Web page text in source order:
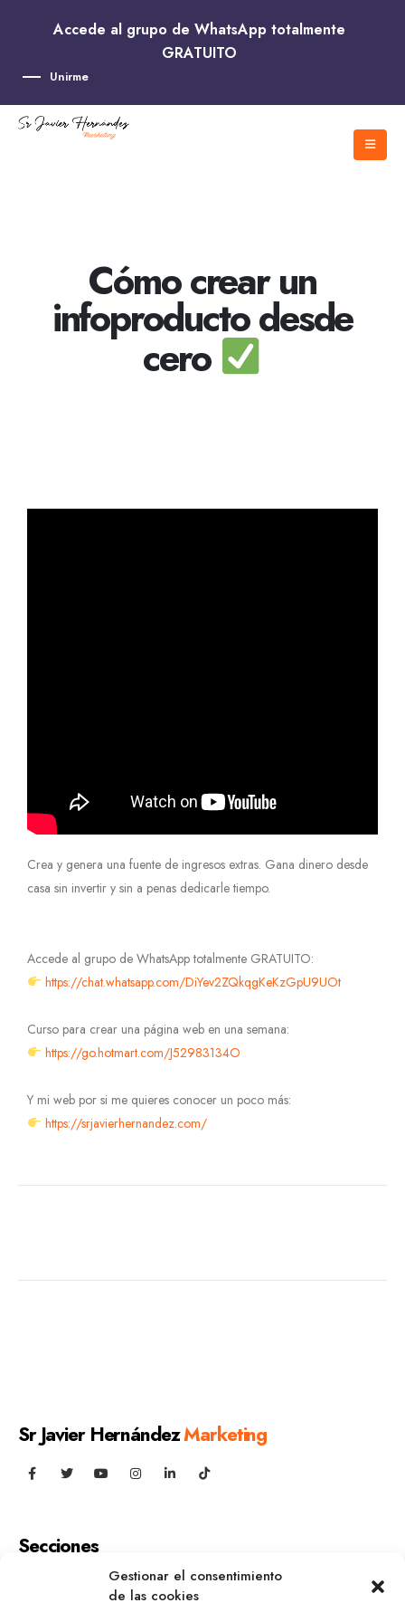
Gestionar el consentimiento
de las cookies
Accede al grupo de WhatsApp totalmente
GRATUITO
Unirme
Cómo crear un
infoproducto desde
cero
Crea y genera una fuente de ingresos extras. Gana dinero desde
casa sin invertir y sin a penas dedicarle tiempo.
Accede al grupo de WhatsApp totalmente GRATUITO:
https://chat.whatsapp.com/DiYev2ZQkqgKeKzGpU9UOt
Curso para crear una página web en una semana:
https://go.hotmart.com/J52983134O
Y mi web por si me quieres conocer un poco más:
https://srjavierhernandez.com/
Sr Javier HernándezMarketing
Secciones
Contacto